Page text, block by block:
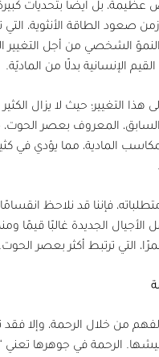
عظيمة، بل أيضًا بتحديات
صعود الطاقة الأنثوية، التي
والنموّ الشخصي من أجل التغيير
الإنسانية بدلًا من الماديّة.
هذا التغيير؛ حيث لا يزال
المعروف بعصر
المادية، مما يؤدي في
فإننا قد نلاحظ
الأجيال الجديدة غالبًا قيمًا
التي ترتبط أكثر بعصر الحوت.
من خلال الرحمة، وإلا
الرحمة في جوهرها تعني